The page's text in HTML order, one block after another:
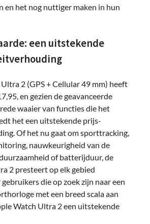
en het nog nuttiger maken in hun
een uitstekende
2 (GPS + Cellular 49 mm) heeft
en gezien de geavanceerde
waaier van functies die het
het een uitstekende prijs-
Of het nu gaat om sporttracking,
nauwkeurigheid van de
of batterijduur, de
2 presteert op elk gebied
die op zoek zijn naar een
met een breed scala aan
Watch Ultra 2 een uitstekende